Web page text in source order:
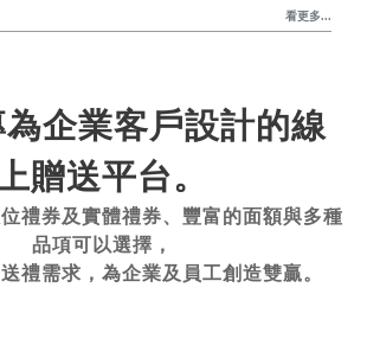
看更多...
企業客戶設計的線
贈送平台。
禮券及實體禮券、豐富的面額與多種
品項可以選擇，
禮需求，為企業及員工創造雙贏。